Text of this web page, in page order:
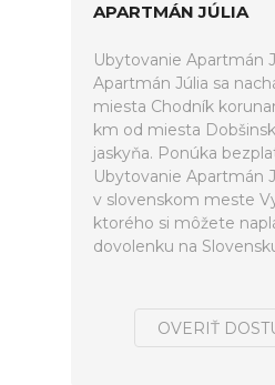
APARTMÁN JÚLIA
Ubytovanie Apartmán
Apartmán Júlia sa
miesta Chodník
km od miesta
jaskyňa. Ponúka
Ubytovanie Apartmán
v slovenskom meste
ktorého si môžete
dovolenku na
OVERIŤ